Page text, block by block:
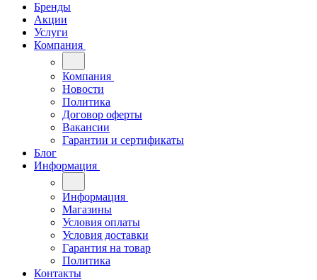
Бренды
Акции
Услуги
Компания
Компания
Новости
Политика
Договор оферты
Вакансии
Гарантии и сертификаты
Блог
Информация
Информация
Магазины
Условия оплаты
Условия доставки
Гарантия на товар
Политика
Контакты